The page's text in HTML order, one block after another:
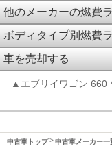
他のメーカーの燃費
ボディタイプ別燃費
車を売却する
▲エブリイワゴン 660
中古車トップ 中古車メーカー一